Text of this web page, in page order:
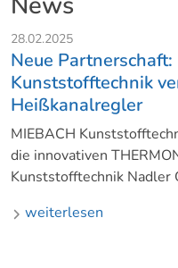
28.02.2025
Neue Partnerschaft:
Kunststofftechnik
Heißkanalregler
MIEBACH
die innovativen
Kunststofftechnik Nadler
weiterlesen